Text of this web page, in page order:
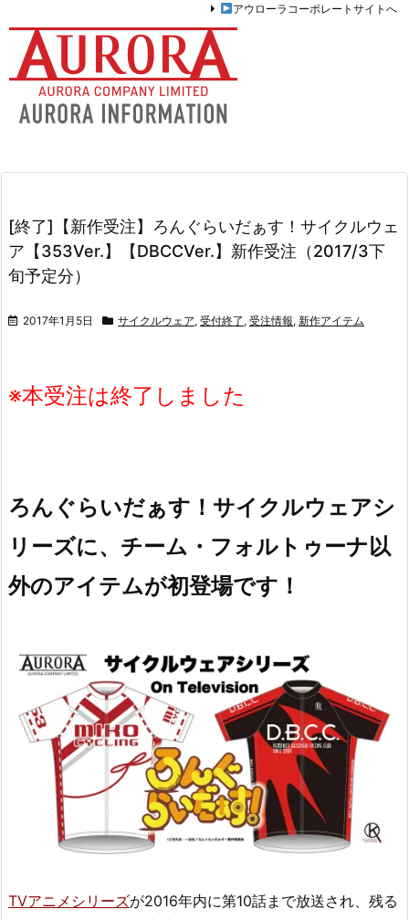
アウローラコーポレートサイトへ
[終了]【新作受注】ろんぐらいだぁす！サイクルウェ
ア【353Ver.】【DBCCVer.】新作受注（2017/3下
旬予定分）
2017年1月5日 サイクルウェア, 受付終了 , 受注情報, 新作アイテム
※本受注は終了しました
ろんぐらいだぁす！サイクルウェアシ
リーズに、チーム・フォルトゥーナ以
外のアイテムが初登場です！
TVアニメシリーズが2016年内に第10話まで放送され、残る